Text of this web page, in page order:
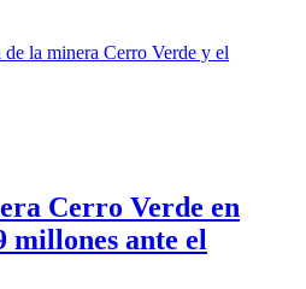
Cerro Verde en
millones ante el